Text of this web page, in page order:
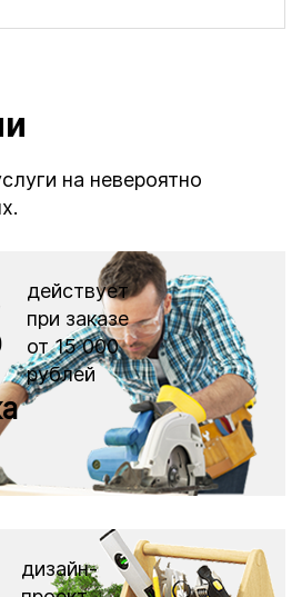
на невероятно
действует
при заказе
от 15 000
рублей
дизайн-